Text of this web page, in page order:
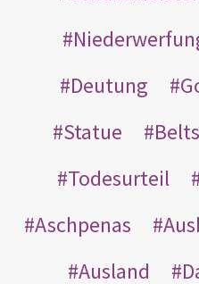
Deutung
Statue
Todesurteil
Aschpenas
Ausland